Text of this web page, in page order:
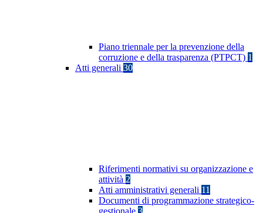
Piano triennale per la prevenzione della
corruzione e della trasparenza (PTPCT) 1
Atti generali 30
Riferimenti normativi su organizzazione e
attività 2
Atti amministrativi generali 11
Documenti di programmazione strategico-